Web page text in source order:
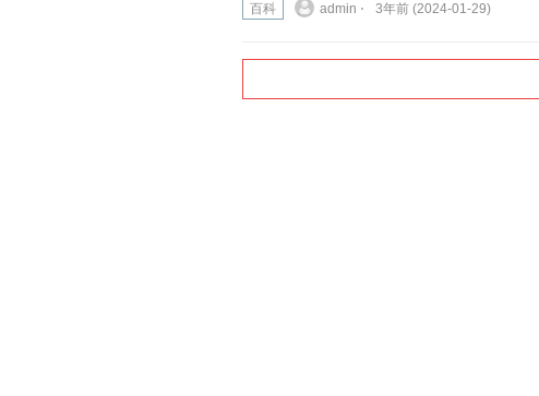
百科 admin ⋅ 3年前 (2024-01-29)